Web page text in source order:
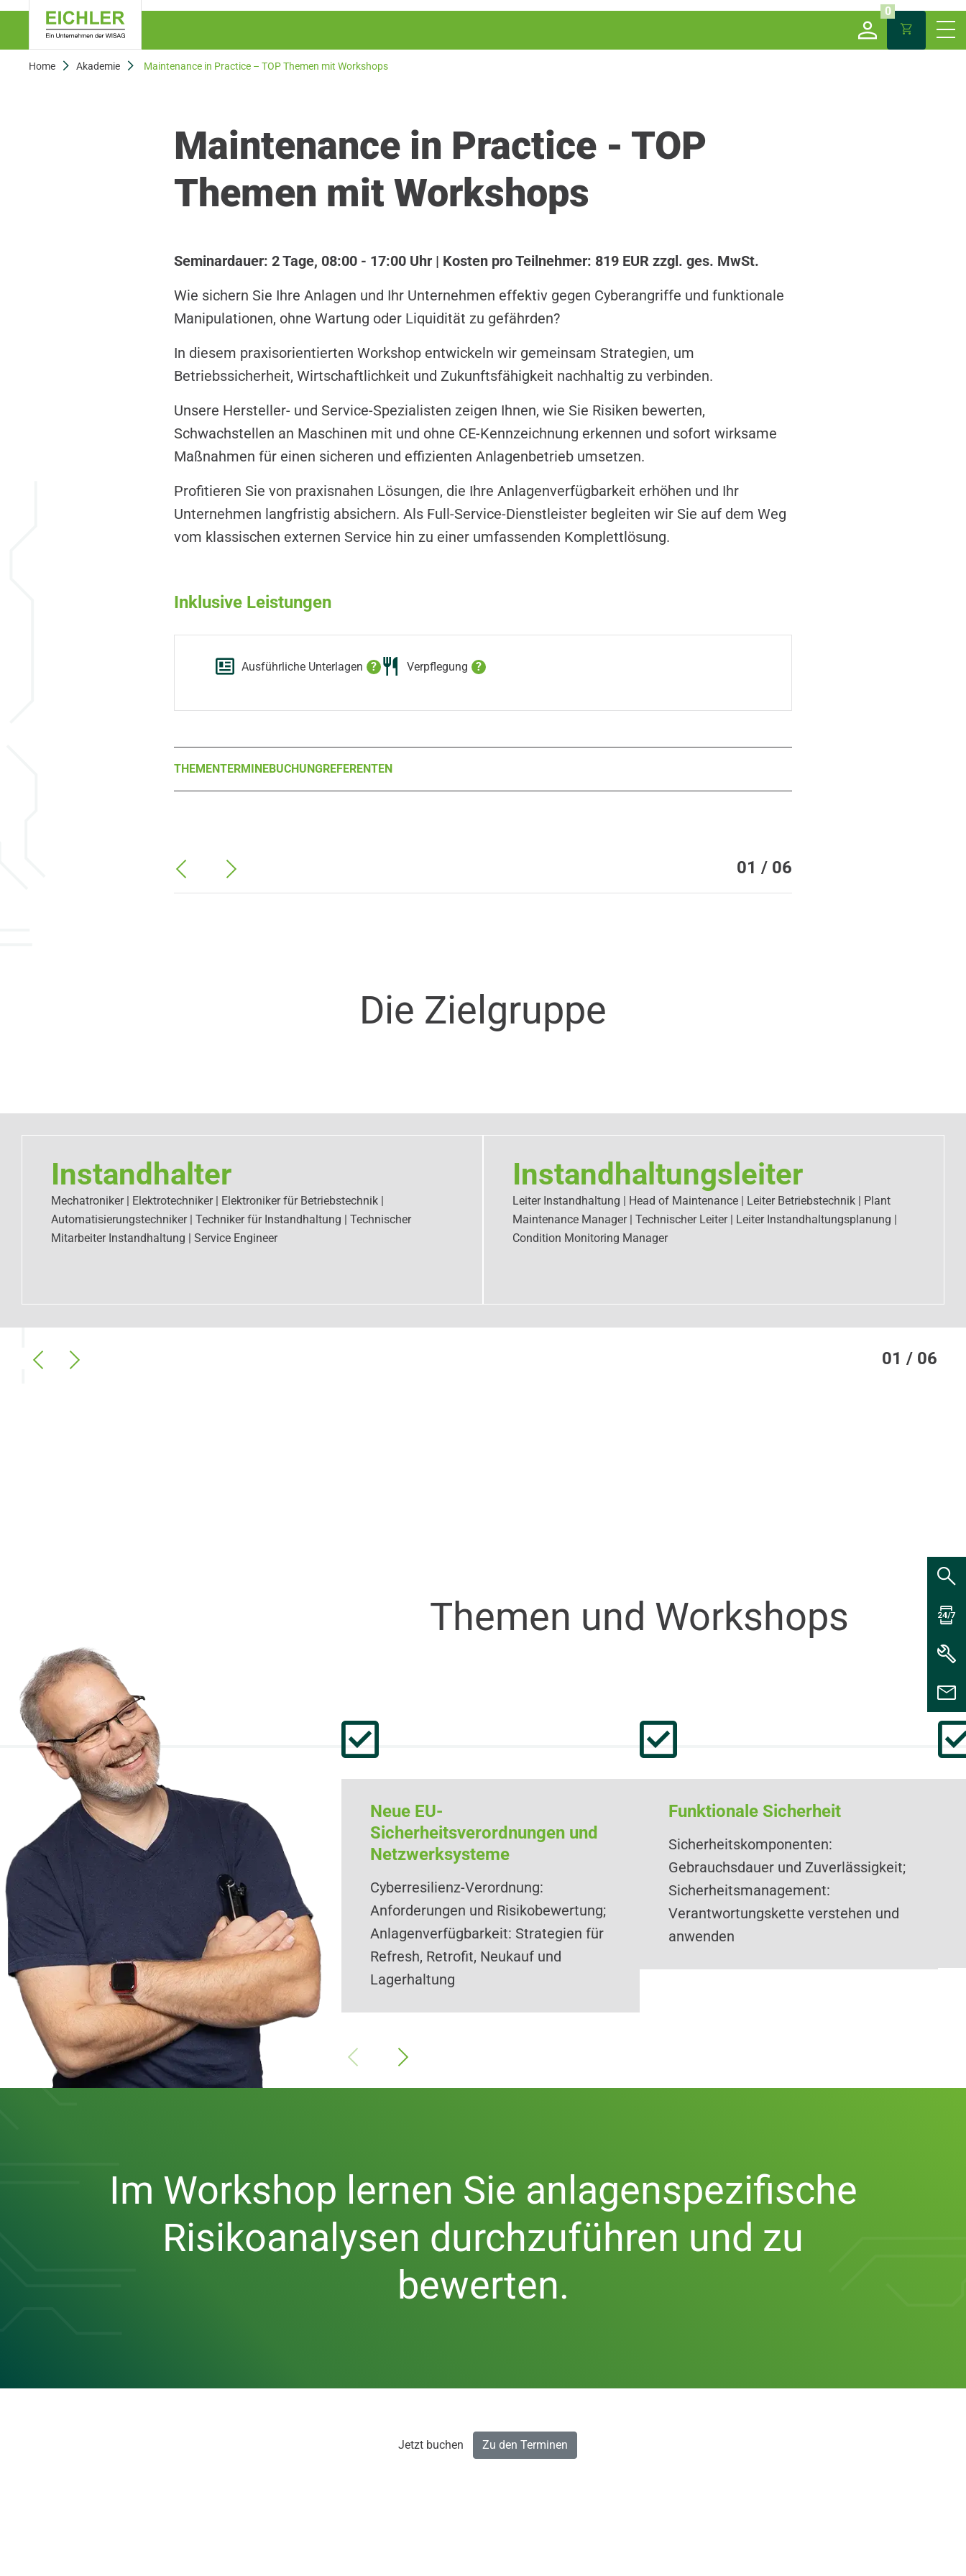
0
Home Akademie Maintenance in Practice – TOP Themen mit Workshops
Maintenance in Practice - TOP
Themen mit Workshops
Seminardauer: 2 Tage, 08:00 - 17:00 Uhr | Kosten pro Teilnehmer: 819 EUR zzgl. ges. MwSt.
Wie sichern Sie Ihre Anlagen und Ihr Unternehmen effektiv gegen Cyberangriffe und funktionale
Manipulationen, ohne Wartung oder Liquidität zu gefährden?
In diesem praxisorientierten Workshop entwickeln wir gemeinsam Strategien, um
Betriebssicherheit, Wirtschaftlichkeit und Zukunftsfähigkeit nachhaltig zu verbinden.
Unsere Hersteller- und Service-Spezialisten zeigen Ihnen, wie Sie Risiken bewerten,
Schwachstellen an Maschinen mit und ohne CE-Kennzeichnung erkennen und sofort wirksame
Maßnahmen für einen sicheren und effizienten Anlagenbetrieb umsetzen.
Profitieren Sie von praxisnahen Lösungen, die Ihre Anlagenverfügbarkeit erhöhen und Ihr
Unternehmen langfristig absichern. Als Full-Service-Dienstleister begleiten wir Sie auf dem Weg
vom klassischen externen Service hin zu einer umfassenden Komplettlösung.
Inklusive Leistungen
Ausführliche Unterlagen ? Verpflegung ?
THEMENTERMINEBUCHUNGREFERENTEN
01 / 06
Die Zielgruppe
Instandhalter
Mechatroniker | Elektrotechniker | Elektroniker für Betriebstechnik |
Automatisierungstechniker | Techniker für Instandhaltung | Technischer
Mitarbeiter Instandhaltung | Service Engineer
Instandhaltungsleiter
Leiter Instandhaltung | Head of Maintenance | Leiter Betriebstechnik | Plant
Maintenance Manager | Technischer Leiter | Leiter Instandhaltungsplanung |
Condition Monitoring Manager
01 / 06
Themen und Workshops
Neue EU-
Sicherheitsverordnungen und
Netzwerksysteme
Cyberresilienz-Verordnung:
Anforderungen und Risikobewertung;
Anlagenverfügbarkeit: Strategien für
Refresh, Retrofit, Neukauf und
Lagerhaltung
Funktionale Sicherheit
Sicherheitskomponenten:
Gebrauchsdauer und Zuverlässigkeit;
Sicherheitsmanagement:
Verantwortungskette verstehen und
anwenden
Im Workshop lernen Sie anlagenspezifische
Risikoanalysen durchzuführen und zu
bewerten.
Jetzt buchen Zu den Terminen